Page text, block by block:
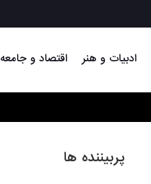
ادبیات و هنر اقتصاد و جامعه
پربیننده ها